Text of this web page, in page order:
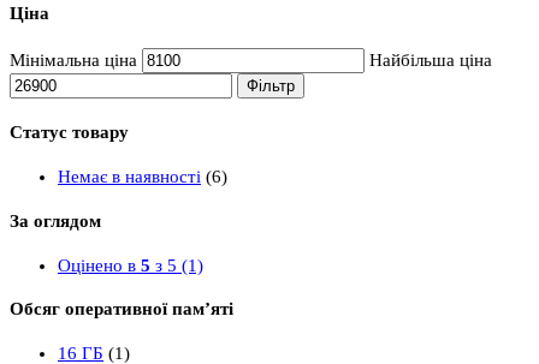
Ціна
Мінімальна ціна Найбільша ціна
Фільтр
Статус товару
Немає в наявності (6)
За оглядом
Оцінено в 5 з 5 (1)
Обсяг оперативної пам’яті
16 ГБ (1)